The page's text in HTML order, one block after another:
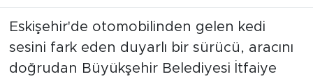
Eskişehir'de otomobilinden gelen kedi
sesini fark eden duyarlı bir sürücü, aracını
doğrudan Büyükşehir Belediyesi İtfaiye